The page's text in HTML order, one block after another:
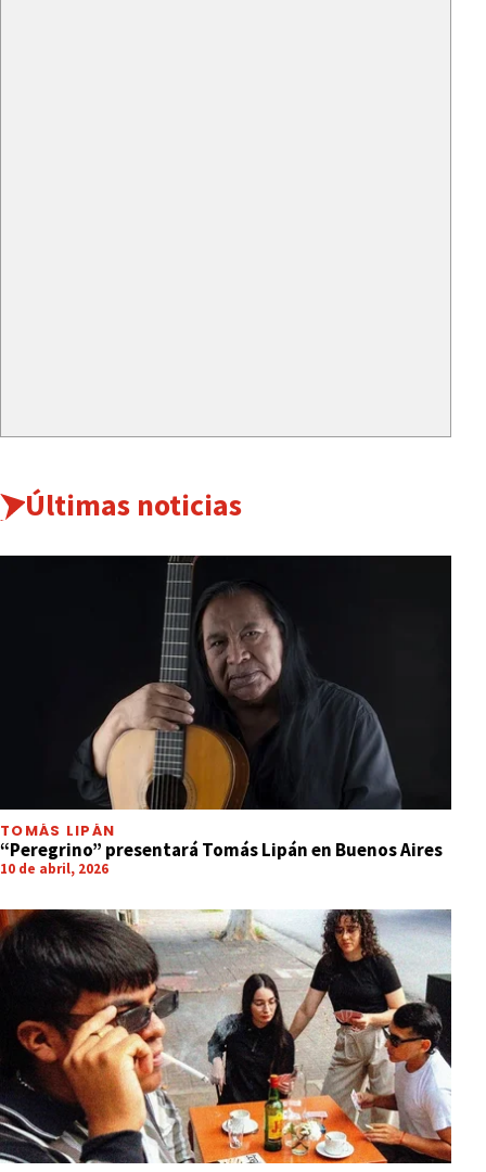
Últimas noticias
TOMÁS LIPÁN
“Peregrino” presentará Tomás Lipán en Buenos Aires
10 de abril, 2026